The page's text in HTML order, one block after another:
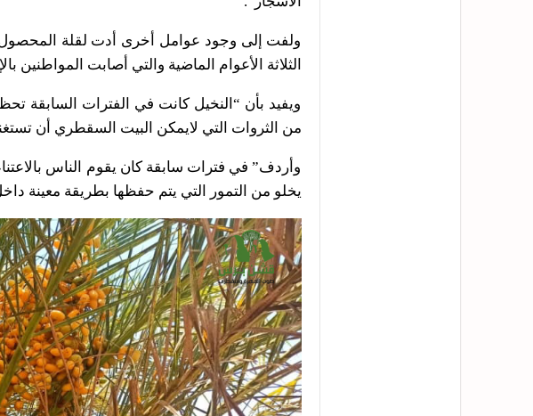
ولفت إلى وجود عوامل أخرى أدت لقلة
الثلاثة الأعوام الماضية والتي أصابت
ويفيد بأن “النخيل كانت في الفترات السابقة
من الثروات التي لايمكن البيت السقطري أن
وأردف” في فترات سابقة كان يقوم الناس
يخلو من التمور التي يتم حفظها بطريقة معينة